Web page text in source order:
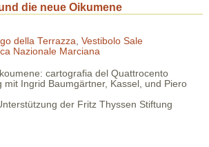
die neue Oikumene
della Terrazza Vestibolo Sale
Nazionale Marciana
cartografia del Quattrocento
mit Ingrid Baumgärtner, Kassel, und Piero
der Fritz Thyssen Stiftung